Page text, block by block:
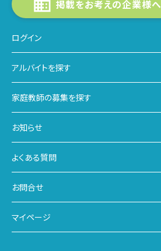
掲載をお考えの企業様へ
ログイン
アルバイトを探す
家庭教師の募集を探す
お知らせ
よくある質問
お問合せ
マイページ